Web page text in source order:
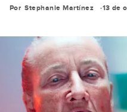
Por Stephanie Martínez 13 de